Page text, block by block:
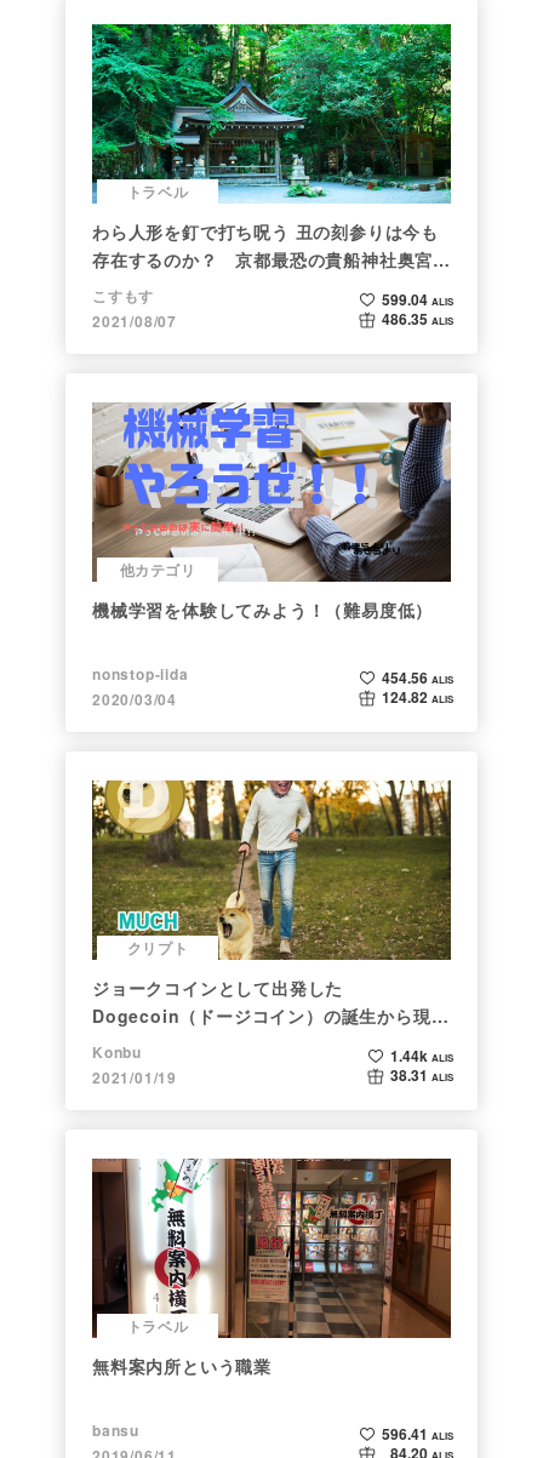
トラベル
わら人形を釘で打ち呪う 丑の刻参りは今も
存在するのか？ 京都最恐の貴船神社奥宮を
調べた
こすもす
2021/08/07
599.04 ALIS
486.35 ALIS
他カテゴリ
機械学習を体験してみよう！（難易度低）
nonstop-iida
2020/03/04
454.56 ALIS
124.82 ALIS
クリプト
ジョークコインとして出発した
Dogecoin（ドージコイン）の誕生から現在
まで。注目される非証券性🐶
Konbu
2021/01/19
1.44k ALIS
38.31 ALIS
トラベル
無料案内所という職業
bansu
596.41 ALIS
84.20